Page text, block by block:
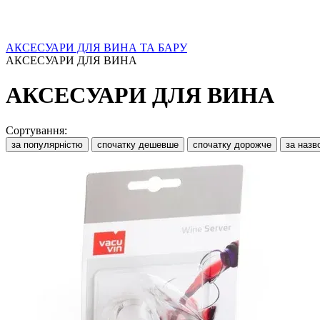
АКСЕСУАРИ ДЛЯ ВИНА ТА БАРУ
АКСЕСУАРИ ДЛЯ ВИНА
АКСЕСУАРИ ДЛЯ ВИНА
Сортування:
за популярністю спочатку дешевше спочатку дорожче за